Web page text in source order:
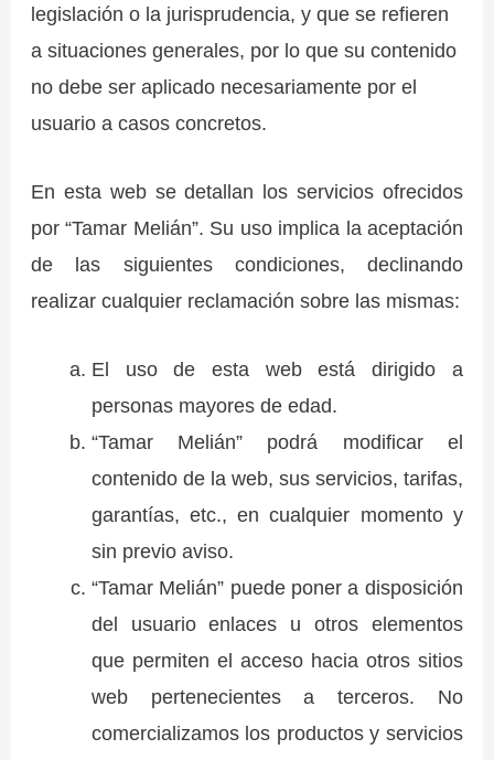
legislación o la jurisprudencia, y que se refieren
a situaciones generales, por lo que su contenido
no debe ser aplicado necesariamente por el
usuario a casos concretos.
En esta web se detallan los servicios ofrecidos
por “Tamar Melián”. Su uso implica la aceptación
de las siguientes condiciones, declinando
realizar cualquier reclamación sobre las mismas:
El uso de esta web está dirigido a
personas mayores de edad.
“Tamar Melián” podrá modificar el
contenido de la web, sus servicios, tarifas,
garantías, etc., en cualquier momento y
sin previo aviso.
“Tamar Melián” puede poner a disposición
del usuario enlaces u otros elementos
que permiten el acceso hacia otros sitios
web pertenecientes a terceros. No
comercializamos los productos y servicios